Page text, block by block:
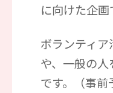
に向けた企画
ボランティ
や、一般の
です。（事前